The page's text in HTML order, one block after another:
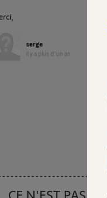
serge
il y a plus d'un an
CE N'EST PAS CE